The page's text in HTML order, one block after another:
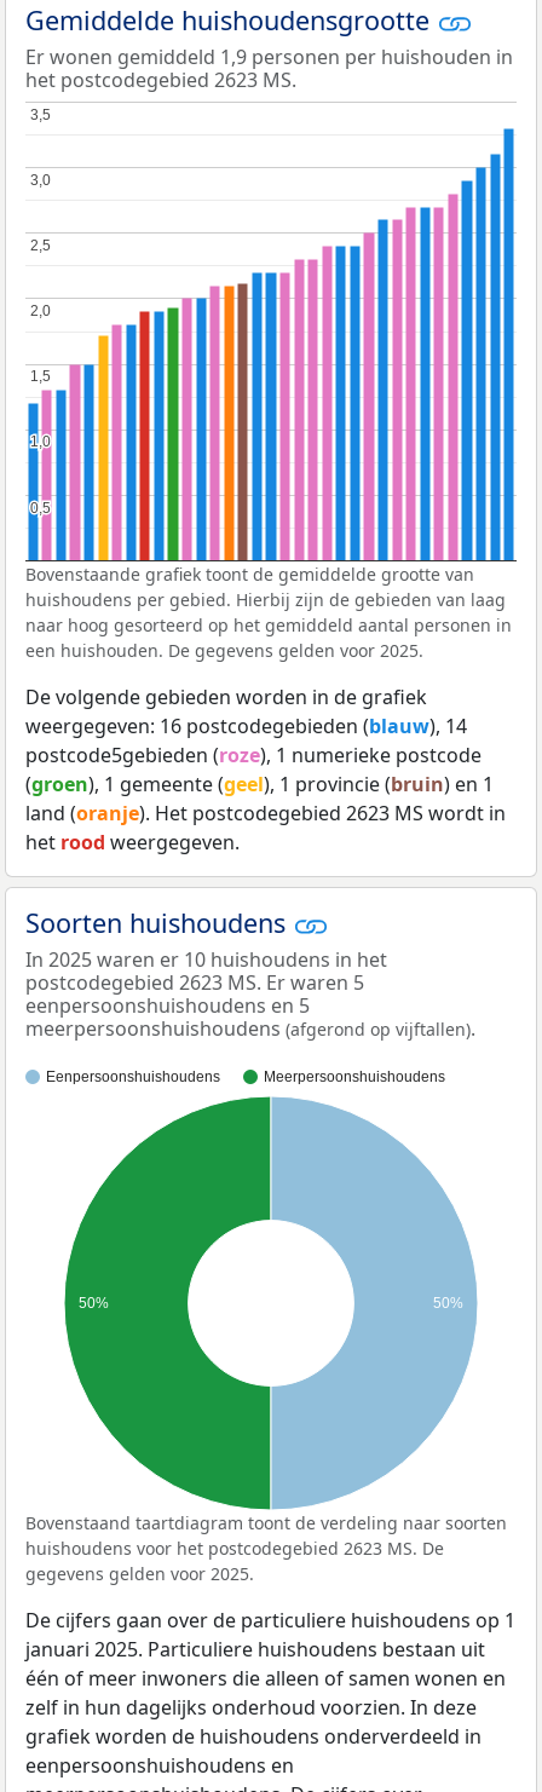
Gemiddelde huishoudensgrootte
Er wonen gemiddeld 1,9 personen per huishouden in
het postcodegebied 2623 MS.
0,5
0,5
1,0
1,0
1,5
1,5
2,0
2,0
2,5
2,5
3,0
3,0
3,5
3,5
Bovenstaande grafiek toont de gemiddelde grootte van
huishoudens per gebied. Hierbij zijn de gebieden van laag
naar hoog gesorteerd op het gemiddeld aantal personen in
een huishouden. De gegevens gelden voor 2025.
De volgende gebieden worden in de grafiek
weergegeven: 16 postcodegebieden (blauw), 14
postcode5gebieden (roze), 1 numerieke postcode
(groen), 1 gemeente (geel), 1 provincie (bruin) en 1
land (oranje). Het postcodegebied 2623 MS wordt in
het rood weergegeven.
Soorten huishoudens
In 2025 waren er 10 huishoudens in het
postcodegebied 2623 MS. Er waren 5
eenpersoonshuishoudens en 5
meerpersoonshuishoudens (afgerond op vijftallen).
Eenpersoonshuishoudens Meerpersoonshuishoudens
50% 50%
Bovenstaand taartdiagram toont de verdeling naar soorten
huishoudens voor het postcodegebied 2623 MS. De
gegevens gelden voor 2025.
De cijfers gaan over de particuliere huishoudens op 1
januari 2025. Particuliere huishoudens bestaan uit
één of meer inwoners die alleen of samen wonen en
zelf in hun dagelijks onderhoud voorzien. In deze
grafiek worden de huishoudens onderverdeeld in
eenpersoonshuishoudens en